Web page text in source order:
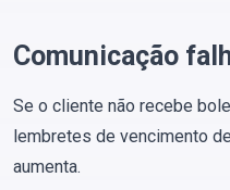
Comunicação
Se o cliente não recebe
lembretes de vencimento
aumenta.